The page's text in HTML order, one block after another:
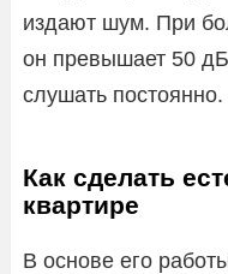
издают шум. При
он превышает 50
слушать постоянно.
Как сделать
квартире
В основе его